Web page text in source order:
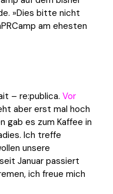
»Dies bitte nicht
am ehesten
– re:publica. Vor
aber erst mal hoch
gab es zum Kaffee in
Ich treffe
unsere
Januar passiert
ich freue mich